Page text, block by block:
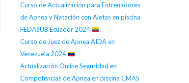
Curso de Actualización para Entrenadores
de Apnea y Natación con Aletas en piscina
FEDASUB Ecuador 2024
Curso de Juez de Apnea AIDA en
Venezuela 2024
Actualización Online Seguridad en
Competencias de Apnea en piscina CMAS